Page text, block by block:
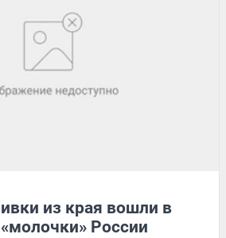
из края вошли в
России